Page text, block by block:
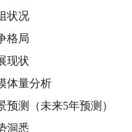
状况
格局
现状
体量分析
测（未来5年预测）
洞悉